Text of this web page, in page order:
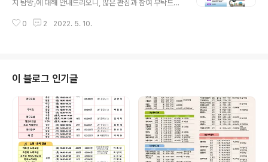
지 탐방」에 대해 안내드리오니, 많은 관심과 참여 부탁드립
0 2 2022. 5. 10.
이 블로그 인기글